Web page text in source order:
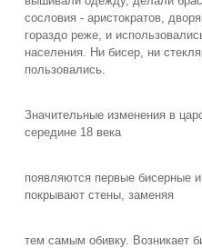
сословия - аристократов,
гораздо реже, и
населения. Ни бисер, ни
пользовались.
Значительные изменения в
середине 18 века
появляются первые бисерные
покрывают стены, заменяя
тем самым обивку. Возникает